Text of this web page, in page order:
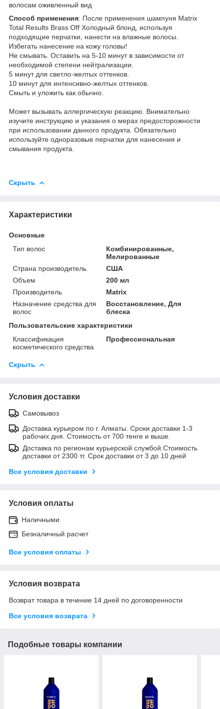
волосам оживленный вид
Способ применения: После применения шампуня Matrix
Total Results Brass Off Холодный блонд, используя
подходящие перчатки, нанести на влажные волосы.
Избегать нанесение на кожу головы!
Не смывать. Оставить на 5-10 минут в зависимости от
необходимой степени нейтрализации.
5 минут для светло-желтых оттенков.
10 минут для интенсивно-желтых оттенков.
Смыть и уложить как обычно.
Может вызывать аллергическую реакцию. Внимательно
изучите инструкцию и указания о мерах предосторожности
при использовании данного продукта. Обязательно
используйте одноразовые перчатки для нанесения и
смывания продукта.
Скрыть
Характеристики
Основные
Тип волос
Комбинированные,
Мелированные
Страна производитель
США
Объем
200 мл
Производитель
Matrix
Назначение средства для
волос
Восстановление, Для
блеска
Пользовательские характеристики
Классификация
косметического средства
Профессиональная
Скрыть
Условия доставки
Самовывоз
Доставка курьером по г. Алматы. Сроки доставки 1-3
рабочих дня. Стоимость от 700 тенге и выше.
Доставка по регионам курьерской службой.Стоимость
доставки от 2300 тг. Срок доставки от 3 до 10 дней
Все условия доставки
Условия оплаты
Наличными
Безналичный расчет
Все условия оплаты
Условия возврата
Возврат товара в течение 14 дней по договоренности
Все условия возврата
Подобные товары компании